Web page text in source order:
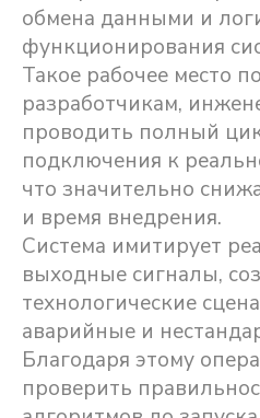
обмена данными и
функционирования
Такое рабочее место
разработчикам,
проводить полный
подключения к
что значительно
и время внедрения.
Система имитирует
выходные сигналы,
технологические
аварийные и
Благодаря этому
проверить